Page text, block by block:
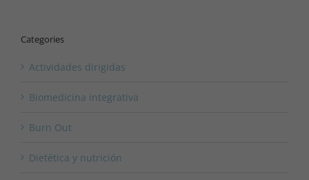
Categories
Actividades dirigidas
Biomedicina integrativa
Burn Out
Dietética y nutrición